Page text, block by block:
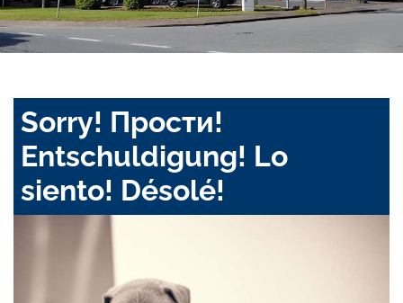
Sorry! Прости!
Entschuldigung! Lo
siento! Désolé!